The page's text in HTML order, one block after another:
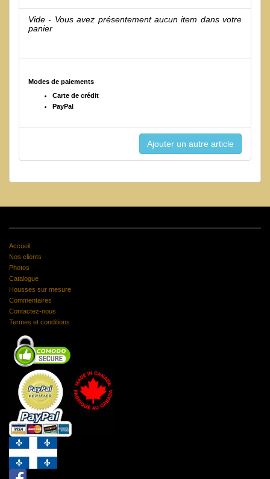
Vide - Vous avez présentement aucun item dans votre
panier
Modes de paiements
Carte de crédit
PayPal
Accueil
Nos clients
Photos
Catalogue
Housses sur mesure
Commentaires
Contactez-nous
Termes et conditions